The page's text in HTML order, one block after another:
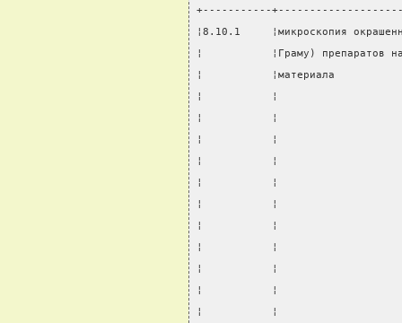
+-----------
¦8.10.1     ¦микроскопия
¦           ¦Граму) препаратов
¦           ¦материала
¦           ¦
¦           ¦
¦           ¦
¦           ¦
¦           ¦
¦           ¦
¦           ¦
¦           ¦
¦           ¦
¦           ¦
¦           ¦